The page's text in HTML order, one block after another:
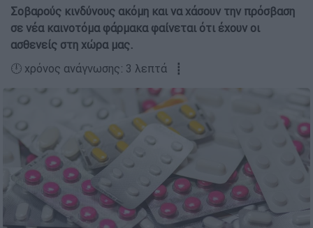
Σοβαρούς κινδύνους ακόμη και να χάσουν την πρόσβαση
σε νέα καινοτόμα φάρμακα φαίνεται ότι έχουν οι
ασθενείς στη χώρα μας.
🕛 χρόνος ανάγνωσης: 3 λεπτά ┋